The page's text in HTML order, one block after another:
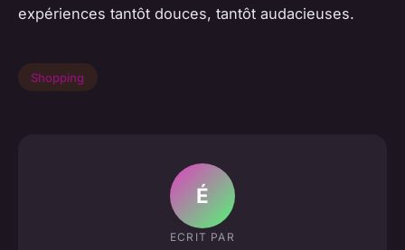
expériences tantôt douces, tantôt audacieuses.
Shopping
É
ECRIT PAR